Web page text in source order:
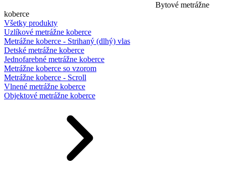
Bytové metrážne
koberce
Všetky produkty
Uzlíkové metrážne koberce
Metrážne koberce - Strihaný (dlhý) vlas
Detské metrážne koberce
Jednofarebné metrážne koberce
Metrážne koberce so vzorom
Metrážne koberce - Scroll
Vlnené metrážne koberce
Objektové metrážne koberce